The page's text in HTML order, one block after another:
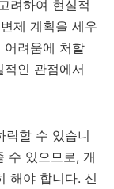
려하여 현실적
제 계획을 세우
어려움에 처할
인 관점에서
락할 수 있습니
수 있으므로, 개
해야 합니다. 신